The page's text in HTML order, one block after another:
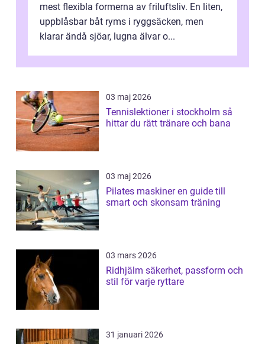
mest flexibla formerna av friluftsliv. En liten,
uppblåsbar båt ryms i ryggsäcken, men
klarar ändå sjöar, lugna älvar o...
03 maj 2026
Tennislektioner i stockholm så
hittar du rätt tränare och bana
03 maj 2026
Pilates maskiner en guide till
smart och skonsam träning
03 mars 2026
Ridhjälm säkerhet, passform och
stil för varje ryttare
31 januari 2026